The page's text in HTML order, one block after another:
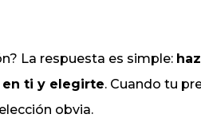
La respuesta es simple:
en ti y elegirte. Cuando tu
obvia.